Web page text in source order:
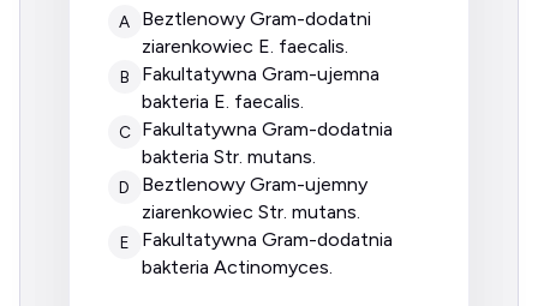
A
beztlenowy Gram-dodatni
ziarenkowiec E. faecalis.
B
fakultatywna Gram-ujemna
bakteria E. faecalis.
C
fakultatywna Gram-dodatnia
bakteria Str. mutans.
D
beztlenowy Gram-ujemny
ziarenkowiec Str. mutans.
E
fakultatywna Gram-dodatnia
bakteria Actinomyces.